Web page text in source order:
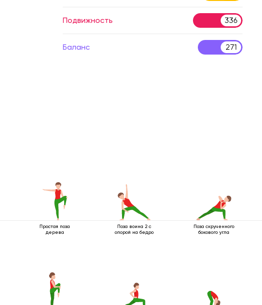
Подвижность 336
Баланс 271
Простая поза
дерева
Поза воина 2 с
опорой на бедро
Поза скрученного
бокового угла